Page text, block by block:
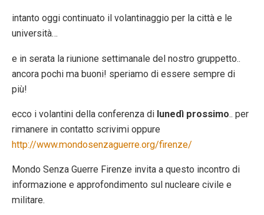
intanto oggi continuato il volantinaggio per la città e le
università…
e in serata la riunione settimanale del nostro gruppetto..
ancora pochi ma buoni! speriamo di essere sempre di
più!
ecco i volantini della conferenza di lunedì prossimo.. per
rimanere in contatto scrivimi oppure
http://www.mondosenzaguerre.org/firenze/
Mondo Senza Guerre Firenze invita a questo incontro di
informazione e approfondimento sul nucleare civile e
militare.